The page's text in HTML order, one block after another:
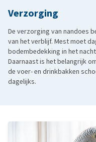
Verzorging
De verzorging van nandoes
van het verblijf. Mest moet
bodembedekking in het
Daarnaast is het belangrijk
de voer- en drinkbakken
dagelijks.